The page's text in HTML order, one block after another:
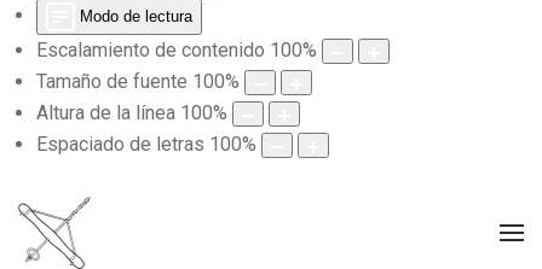
Modo de lectura
Escalamiento de contenido 100%
Tamaño de fuente 100%
Altura de la línea 100%
Espaciado de letras 100%